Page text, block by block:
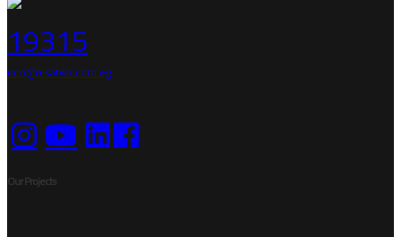
19315
info@alsafwa.com.eg
Our Projects